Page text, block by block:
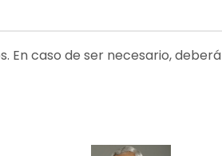
En caso de ser necesario, deberá